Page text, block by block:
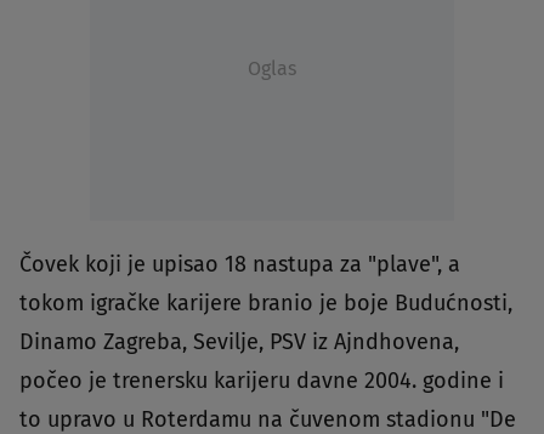
Oglas
Čovek koji je upisao 18 nastupa za "plave", a
tokom igračke karijere branio je boje Budućnosti,
Dinamo Zagreba, Sevilje, PSV iz Ajndhovena,
počeo je trenersku karijeru davne 2004. godine i
to upravo u Roterdamu na čuvenom stadionu "De